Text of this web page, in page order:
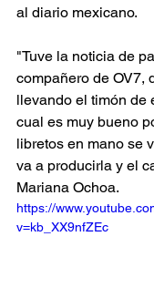
al diario mexicano.
"Tuve la noticia de
compañero de OV7,
llevando el timón de
cual es muy bueno
libretos en mano se
va a producirla y el
Mariana Ochoa.
https://
v=kb_XX9nfZEc